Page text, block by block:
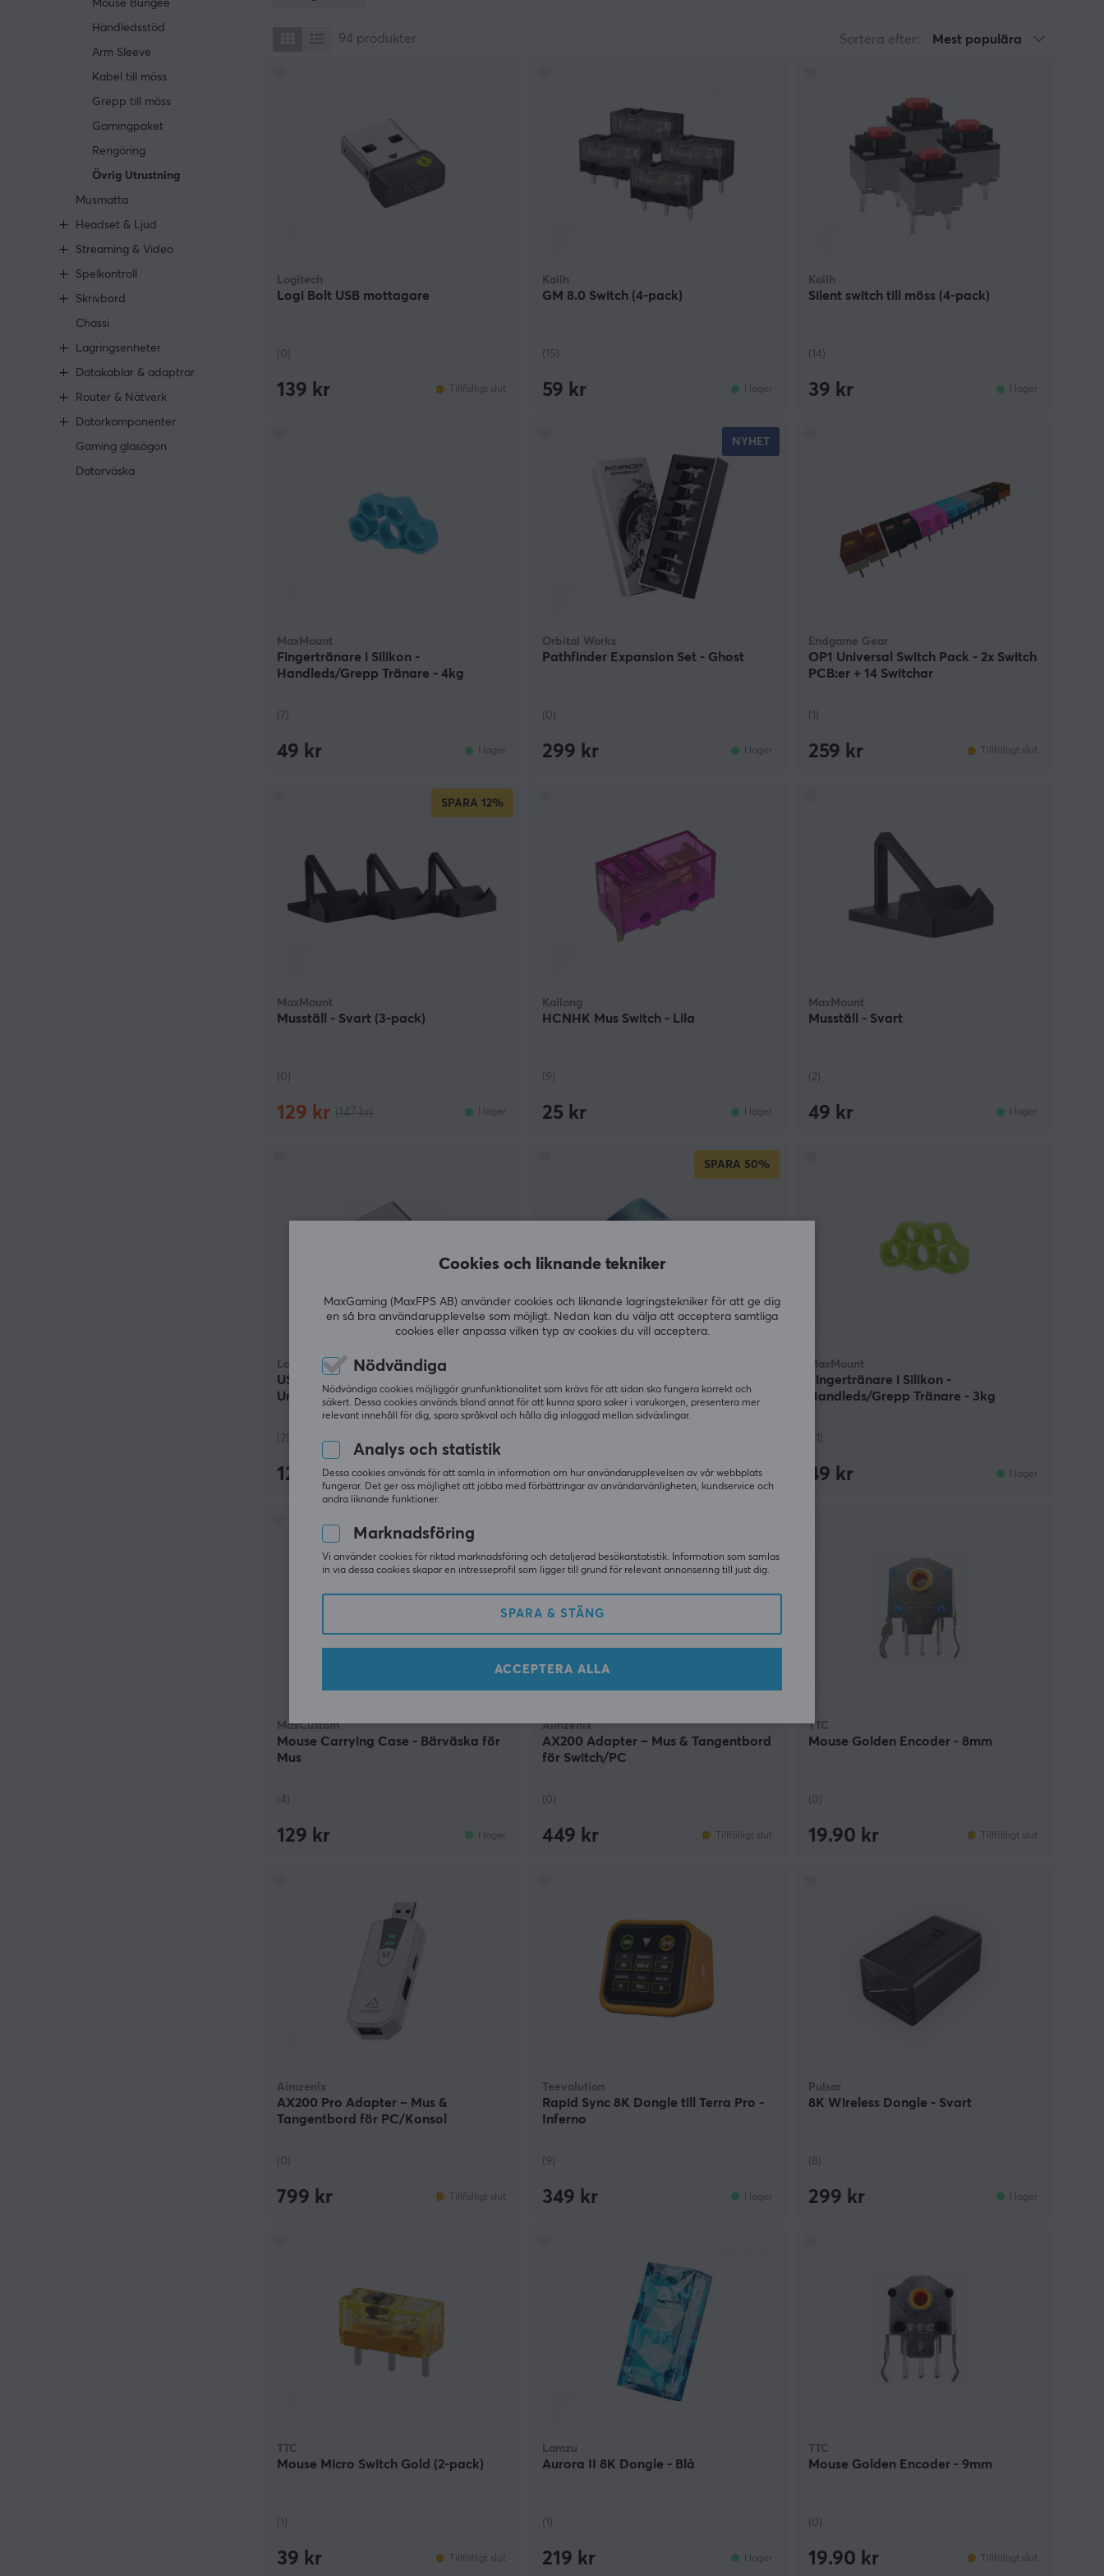
Mouse Bungee
Handledsstöd
Arm Sleeve
Kabel till möss
Grepp till möss
Gamingpaket
Rengöring
Övrig Utrustning
Musmatta
Headset & Ljud
Streaming & Video
Spelkontroll
Skrivbord
Chassi
Lagringsenheter
Datakablar & adaptrar
Router & Nätverk
Datorkomponenter
Gaming glasögon
Datorväska
de ser din setup.
94 produkter Sortera efter: Mest populära
Logitech
Logi Bolt USB mottagare
(0)
139 kr Tillfälligt slut
Kailh
GM 8.0 Switch (4-pack)
(15)
59 kr I lager
Kailh
Silent switch till möss (4-pack)
(14)
39 kr I lager
MaxMount
Fingertränare i Silikon -
Handleds/Grepp Tränare - 4kg
(7)
49 kr I lager
NYHET
Orbital Works
Pathfinder Expansion Set - Ghost
(0)
299 kr I lager
Endgame Gear
OP1 Universal Switch Pack - 2x Switch
PCB:er + 14 Switchar
(1)
259 kr Tillfälligt slut
SPARA 12%
MaxMount
Musställ - Svart (3-pack)
(0)
129 kr I lager
Kailong
HCNHK Mus Switch - Lila
(9)
25 kr I lager
MaxMount
Musställ - Svart
(2)
49 kr I lager
Logitech
USB Unifying Receiver -
Unifyingmottagare
(2)
129 kr I lager
SPARA 50%
99 kr (199 kr) I lager
MaxMount
Fingertränare i Silikon -
Handleds/Grepp Tränare - 3kg
49 kr I lager
MaxCustom
Mouse Carrying Case - Bärväska för
Mus
(4)
129 kr I lager
Aimzenix
AX200 Adapter – Mus & Tangentbord
för Switch/PC
(0)
449 kr Tillfälligt slut
TTC
Mouse Golden Encoder - 8mm
(0)
19.90 kr Tillfälligt slut
Aimzenix
AX200 Pro Adapter – Mus &
Tangentbord för PC/Konsol
(0)
799 kr Tillfälligt slut
Teevolution
Rapid Sync 8K Dongle till Terra Pro -
Inferno
(9)
349 kr I lager
Pulsar
8K Wireless Dongle - Svart
(8)
299 kr I lager
TTC
Mouse Micro Switch Gold (2-pack)
(1)
39 kr Tillfälligt slut
Lamzu
Aurora II 8K Dongle - Blå
(1)
219 kr I lager
TTC
Mouse Golden Encoder - 9mm
(0)
19.90 kr Tillfälligt slut
Cookies och liknande tekniker
MaxGaming (MaxFPS AB) använder cookies och liknande lagringstekniker för att ge dig
en så bra användarupplevelse som möjligt. Nedan kan du välja att acceptera samtliga
cookies eller anpassa vilken typ av cookies du vill acceptera.
Nödvändiga
Nödvändiga cookies möjliggör grunfunktionalitet som krävs för att sidan ska fungera korrekt och
säkert. Dessa cookies används bland annat för att kunna spara saker i varukorgen, presentera mer
relevant innehåll för dig, spara språkval och hålla dig inloggad mellan sidväxlingar.
Analys och statistik
Dessa cookies används för att samla in information om hur användarupplevelsen av vår webbplats
fungerar. Det ger oss möjlighet att jobba med förbättringar av användarvänligheten, kundservice och
andra liknande funktioner.
Marknadsföring
Vi använder cookies för riktad marknadsföring och detaljerad besökarstatistik. Information som samlas
in via dessa cookies skapar en intresseprofil som ligger till grund för relevant annonsering till just dig.
SPARA & STÄNG
ACCEPTERA ALLA